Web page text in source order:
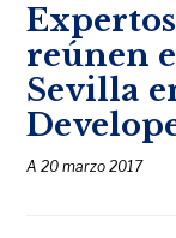
reúnen
Sevilla
A20 marzo 2017